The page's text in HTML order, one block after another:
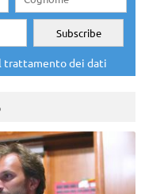
trattamento dei dati